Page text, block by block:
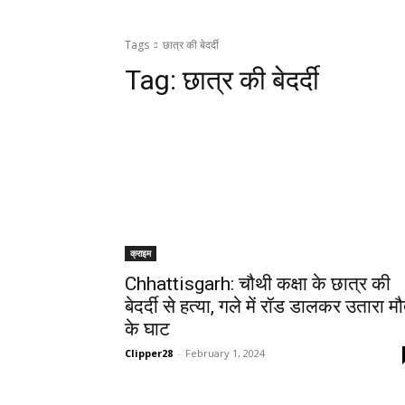
Tags छात्र की बेदर्दी
Tag:छात्र की बेदर्दी
क्राइम
Chhattisgarh: चौथी कक्षा के छात्र की
बेदर्दी से हत्या, गले में रॉड डालकर उतारा
के घाट
Clipper28 - February 1, 2024